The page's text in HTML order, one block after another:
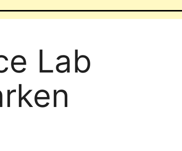
Lab